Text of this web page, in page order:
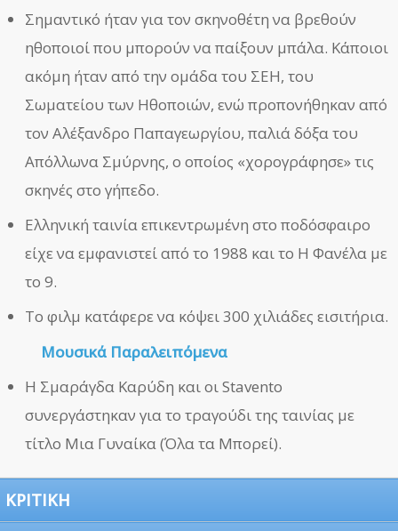
Σημαντικό ήταν για τον σκηνοθέτη να βρεθούν
ηθοποιοί που μπορούν να παίξουν μπάλα. Κάποιοι
ακόμη ήταν από την ομάδα του ΣΕΗ, του
Σωματείου των Ηθοποιών, ενώ προπονήθηκαν από
τον Αλέξανδρο Παπαγεωργίου, παλιά δόξα του
Απόλλωνα Σμύρνης, ο οποίος «χορογράφησε» τις
σκηνές στο γήπεδο.
Ελληνική ταινία επικεντρωμένη στο ποδόσφαιρο
είχε να εμφανιστεί από το 1988 και το Η Φανέλα με
το 9.
Το φιλμ κατάφερε να κόψει 300 χιλιάδες εισιτήρια.
Μουσικά Παραλειπόμενα
Η Σμαράγδα Καρύδη και οι Stavento
συνεργάστηκαν για το τραγούδι της ταινίας με
τίτλο Μια Γυναίκα (Όλα τα Μπορεί).
ΚΡΙΤΙΚΗ